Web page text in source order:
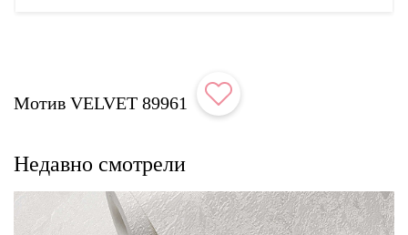
Мотив VELVET 89961
Недавно смотрели